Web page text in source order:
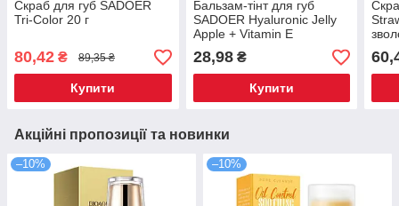
Скраб для губ SADOER
Tri-Color 20 г
80,42 ₴ 89,35 ₴
Купити
Бальзам-тінт для губ
SADOER Hyaluronic Jelly
Apple + Vitamin E
відновлює, проти сухості
та тріщин 3 г
28,98₴
Купити
Акційні пропозиції та новинки
–10% –10%